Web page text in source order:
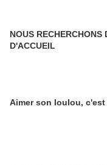
NOUS RECHERCHONS
D'ACCUEIL
Aimer son loulou,